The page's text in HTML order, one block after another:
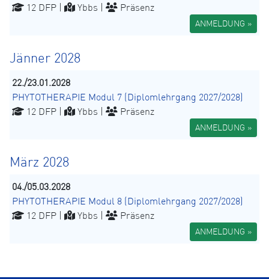
12 DFP |
Ybbs | Präsenz
ANMELDUNG »
Jänner 2028
22./23.01.2028
PHYTOTHERAPIE Modul 7 (Diplomlehrgang 2027/2028)
12 DFP |
Ybbs | Präsenz
ANMELDUNG »
März 2028
04./05.03.2028
PHYTOTHERAPIE Modul 8 (Diplomlehrgang 2027/2028)
12 DFP |
Ybbs | Präsenz
ANMELDUNG »